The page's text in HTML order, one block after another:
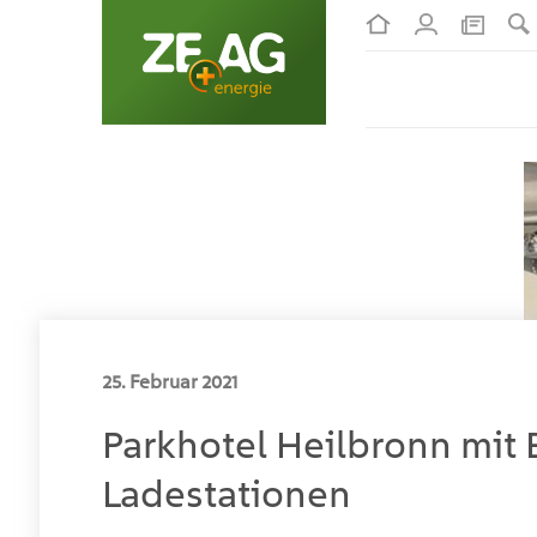
25. Februar 2021
Parkhotel Heilbronn mit
Ladestationen